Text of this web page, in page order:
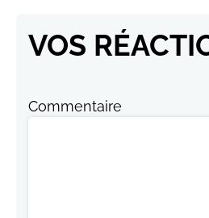
VOS
Commentaire